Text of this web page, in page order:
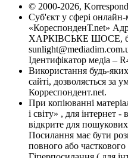
© 2000-2026,
Суб'єкт у сфері
«КореспонденТ.net»
ХАРКІВСЬКЕ ШОСЕ,
Ідентифікатор медіа –
Використання будь-
сайті, дозволяється за
Корреспондент.net.
При копіюванні
і світу» , для інтернет
відкрите для
Посилання має бути
повного або часткового